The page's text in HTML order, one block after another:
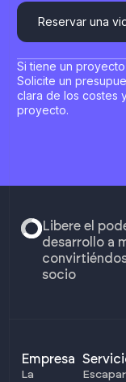
Reservar una
Si tiene un
Solicite un
clara de los costes
proyecto.
Libere el
desarrollo a
socio
Empresa
La